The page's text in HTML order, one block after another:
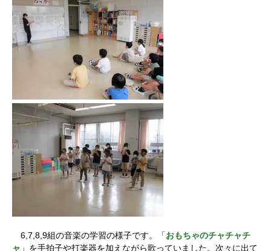
6,7,8,9組の音楽の学習の様子です。「おもちゃのチャチャチ
ャ 」を手拍子や打楽器を加えながら歌っていました。次々に出て